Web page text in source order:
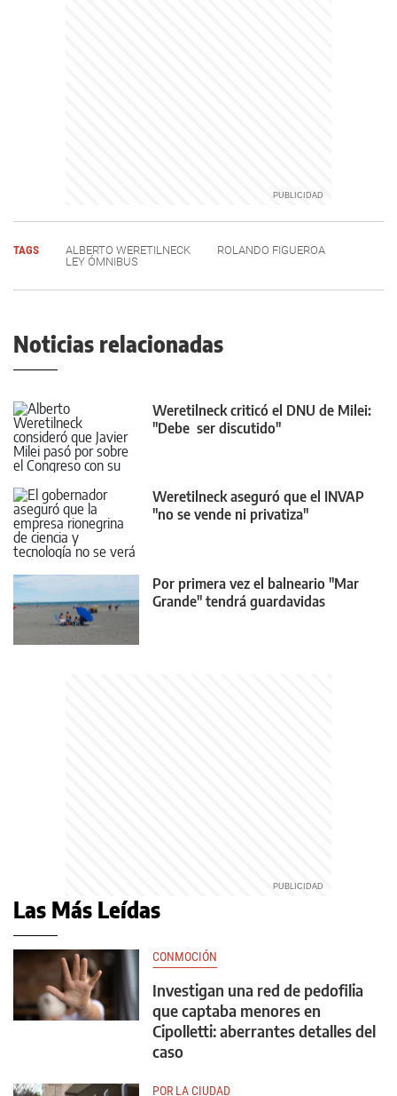
TAGS ALBERTO WERETILNECK
ROLANDO FIGUEROA
LEY ÓMNIBUS
Noticias relacionadas
Weretilneck criticó el DNU de Milei:
"Debe ser discutido"
Weretilneck aseguró que el INVAP
"no se vende ni privatiza"
Por primera vez el balneario "Mar
Grande" tendrá guardavidas
Las Más Leídas
CONMOCIÓN
Investigan una red de pedofilia
que captaba menores en
Cipolletti: aberrantes detalles del
caso
POR LA CIUDAD